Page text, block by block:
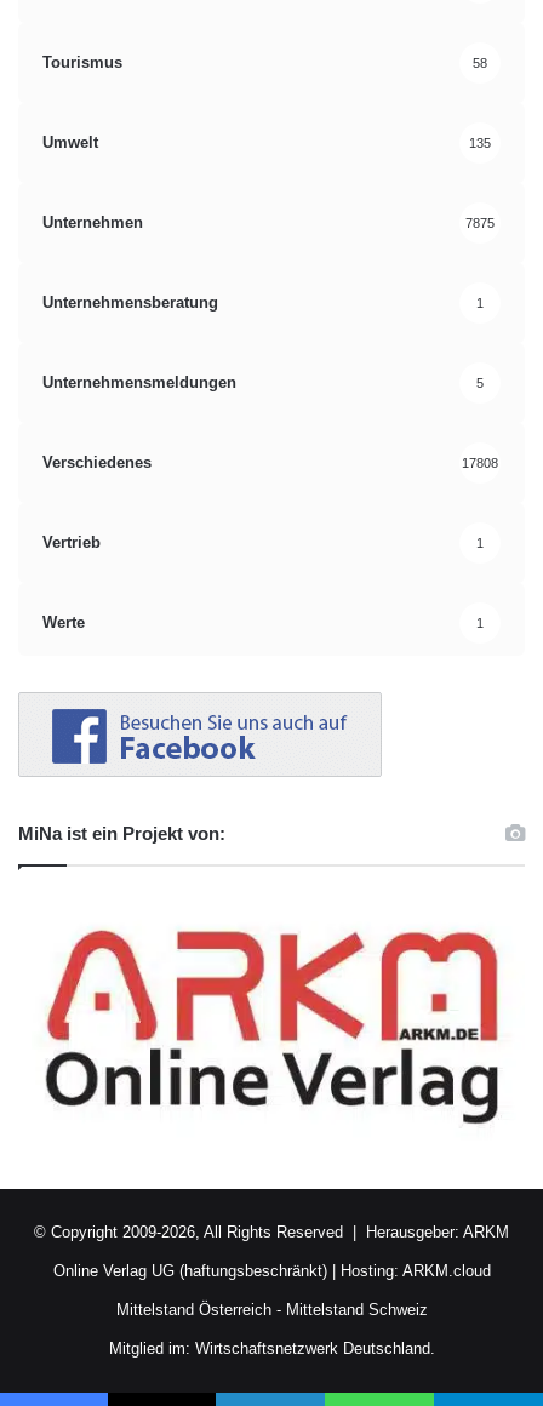
Tourismus 58
Umwelt 135
Unternehmen 7875
Unternehmensberatung 1
Unternehmensmeldungen 5
Verschiedenes 17808
Vertrieb 1
Werte 1
MiNa ist ein Projekt von:
© Copyright 2009-2026, All Rights Reserved | Herausgeber: ARKM
Online Verlag UG (haftungsbeschränkt)| Hosting: ARKM.cloud
Mittelstand Österreich- Mittelstand Schweiz
Mitglied im: Wirtschaftsnetzwerk Deutschland.